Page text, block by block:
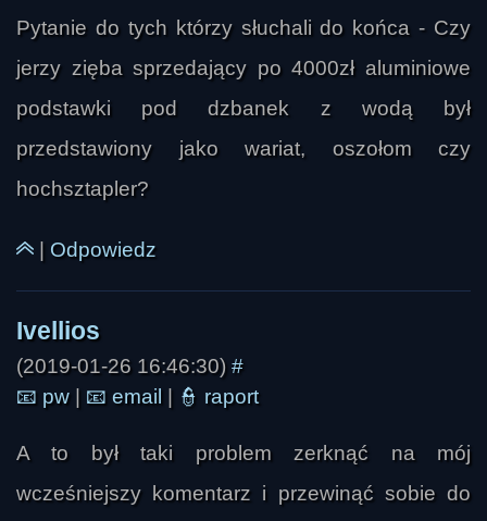
Pytanie do tych którzy słuchali do końca - Czy
jerzy zięba sprzedający po 4000zł aluminiowe
podstawki pod dzbanek z wodą był
przedstawiony jako wariat, oszołom czy
hochsztapler?
Odpowiedz
(2019-01-26 16:46:30) #
📧 pw 📧 email 👮 raport
A to był taki problem zerknąć na mój
wcześniejszy komentarz i przewinąć sobie do
selavi